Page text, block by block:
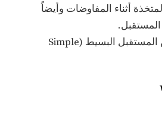
أثناء المفاوضات وأيضاً
الصيغة القاعدية لزمن المستقبل البسيط (Simple